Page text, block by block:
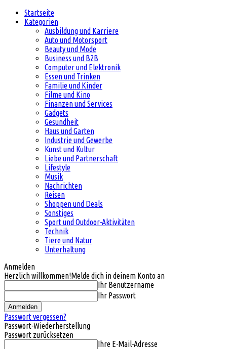
Startseite
Kategorien
Ausbildung und Karriere
Auto und Motorsport
Beauty und Mode
Business und B2B
Computer und Elektronik
Essen und Trinken
Familie und Kinder
Filme und Kino
Finanzen und Services
Gadgets
Gesundheit
Haus und Garten
Industrie und Gewerbe
Kunst und Kultur
Liebe und Partnerschaft
Lifestyle
Musik
Nachrichten
Reisen
Shoppen und Deals
Sonstiges
Sport und Outdoor-Aktivitäten
Technik
Tiere und Natur
Unterhaltung
Anmelden
Herzlich willkommen!Melde dich in deinem Konto an
Ihr Benutzername
Ihr Passwort
Passwort vergessen?
Passwort-Wiederherstellung
Passwort zurücksetzen
Ihre E-Mail-Adresse